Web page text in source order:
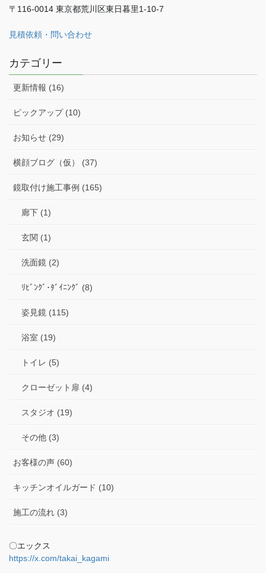
〒116-0014 東京都荒川区東日暮里1-10-7
見積依頼・問い合わせ
カテゴリー
更新情報 (16)
ピックアップ (10)
お知らせ (29)
横顔ブログ（仮） (37)
鏡取付け施工事例 (165)
廊下 (1)
玄関 (1)
洗面鏡 (2)
ﾘﾋﾞﾝｸﾞ･ﾀﾞｲﾆﾝｸﾞ (8)
姿見鏡 (115)
浴室 (19)
トイレ (5)
クローゼット扉 (4)
スタジオ (19)
その他 (3)
お客様の声 (60)
キッチンオイルガード (10)
施工の流れ (3)
〇エックス
https://x.com/takai_kagami